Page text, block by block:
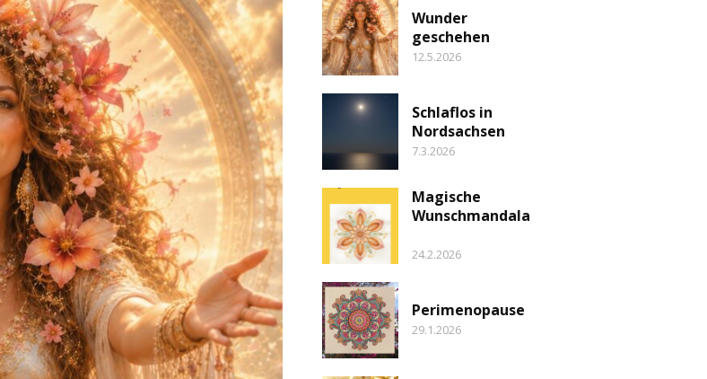
Wunder
geschehen
12.5.2026
Schlaflos in
Nordsachsen
7.3.2026
Magische
Wunschmandala
24.2.2026
Perimenopause
29.1.2026